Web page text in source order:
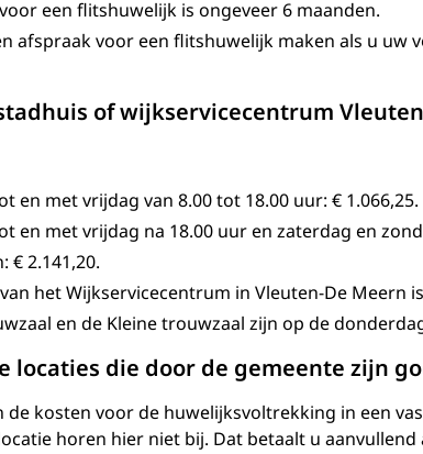
een flitshuwelijk is ongeveer 6 maanden.
afspraak voor een flitshuwelijk maken als u uw
of wijkservicecentrum
en met vrijdag van 8.00 tot 18.00 uur: € 1.066,25.
en met vrijdag na 18.00 uur en zaterdag en
€ 2.141,20.
het Wijkservicecentrum in Vleuten-De Meern
en de Kleine trouwzaal zijn op de
locaties die door de gemeente zijn
de kosten voor de huwelijksvoltrekking in een
horen hier niet bij. Dat betaalt u aanvullend